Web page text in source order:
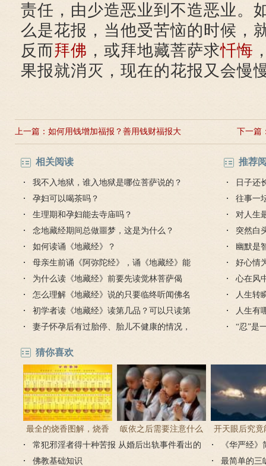
责任，由少造恶业到不造恶业。
么是花报，当他受苦恼的时候，
反而拜佛 ，或拜地藏菩萨求忏悔
果报就消灭，现在的花报又会慢
上一篇： 如何用钱增加福报？善用钱财福报大 下一篇
相关阅读
我不入地狱，谁入地狱是哪位菩萨说的？
孕妇可以喝茶吗？
生理期和孕妇能去寺庙吗？
念地藏经期间总做噩梦，这是为什么？
如何读诵《地藏经》？
母亲生前诵《阿弥陀经》，诵《地藏经》能
利益她吗？
为什么读《地藏经》前要先读觉林菩萨偈
颂？
怎么理解《地藏经》说的只要临终听闻佛名
就能解脱？
初学者读《地藏经》读第几品？可以只读第
九品吗？
妻子怀孕后有过胎停、胎儿不健康的情况，
推荐
日子还
往事一
对人生
突然白
幽默是
好心情
心在风
人生转
人生有
“忍”是
猜你喜欢
最全的烧香图解，烧香
有何含义与讲究？
皈依之后需要注意什么
吗 皈依佛门后的注意事
开天眼后究竟
么？
常犯邪淫者得十种苦报 从婚后出轨事件看出的
因果报应
《华严经
佛教基础知识
最简单的三